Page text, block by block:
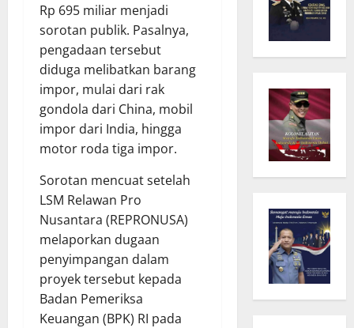
Rp 695 miliar menjadi
sorotan publik. Pasalnya,
pengadaan tersebut
diduga melibatkan barang
impor, mulai dari rak
gondola dari China, mobil
impor dari India, hingga
motor roda tiga impor.
Sorotan mencuat setelah
LSM Relawan Pro
Nusantara (REPRONUSA)
melaporkan dugaan
penyimpangan dalam
proyek tersebut kepada
Badan Pemeriksa
Keuangan (BPK) RI pada